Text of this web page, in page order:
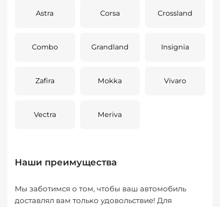
Astra Corsa Crossland
Combo Grandland Insignia
Zafira Mokka Vivaro
Vectra Meriva
Наши преимущества
Мы заботимся о том, чтобы ваш автомобиль
доставлял вам только удовольствие! Для